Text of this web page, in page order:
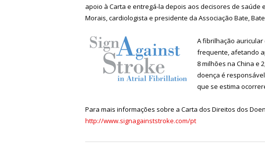
apoio à Carta e entregá-la depois aos decisores de saúde
Morais, cardiologista e presidente da Associação Bate,
A fibrilhação
frequente, afetando
8 milhões na China e
doença é
que se estima
Para mais informações sobre a Carta dos Direitos dos
http://www.signagainststroke.com/pt